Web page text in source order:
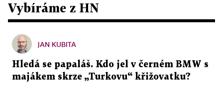
Vybíráme z HN
JAN KUBITA
Hledá se papaláš. Kdo jel v černém BMW s
majákem skrze „Turkovu“ křižovatku?